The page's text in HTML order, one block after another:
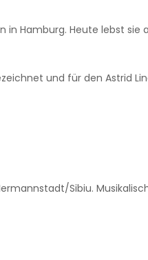
in Hamburg. Heute lebst sie
und für den Astrid
Sibiu.